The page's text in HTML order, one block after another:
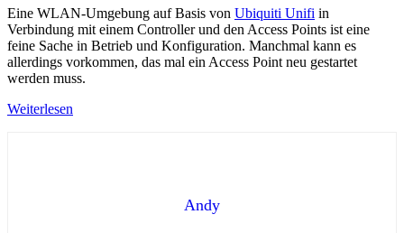
Eine WLAN-Umgebung auf Basis von Ubiquiti Unifi in
Verbindung mit einem Controller und den Access Points ist eine
feine Sache in Betrieb und Konfiguration. Manchmal kann es
allerdings vorkommen, das mal ein Access Point neu gestartet
werden muss.
Weiterlesen
Andy